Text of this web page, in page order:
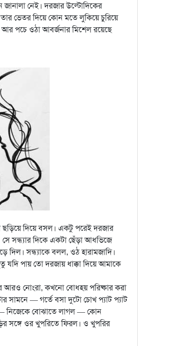
জানালা নেই। দরজার উল্টোদিকের
ভেতর দিয়ে কোন মতে লুকিয়ে চুরিয়ে
আর পচে ওঠা আবর্জনার মিশেল রয়েছে
ছড়িয়ে দিয়ে বসল। একটু পরেই দরজার
সন্ধ্যার দিকে একটা ছেঁড়া আধভিজে
দিল। সন্ধ্যাকে বলল, ওঠ হারামজাদি।
পায় তো দরজায় ধাক্কা দিয়ে আমাকে
আরও নোংরা, কখনো বোধহয় পরিষ্কার করা
সামনে — গর্তে বসা দুটো চোখ প্যাট প্যাট
— নিজেকে বোঝাতে লাগল — কোন
সঙ্গে ওর খুপরিতে ফিরল। ও খুপরির